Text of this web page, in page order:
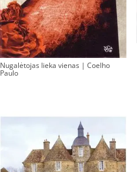
Nugalėtojas lieka vienas | Coelho
Paulo